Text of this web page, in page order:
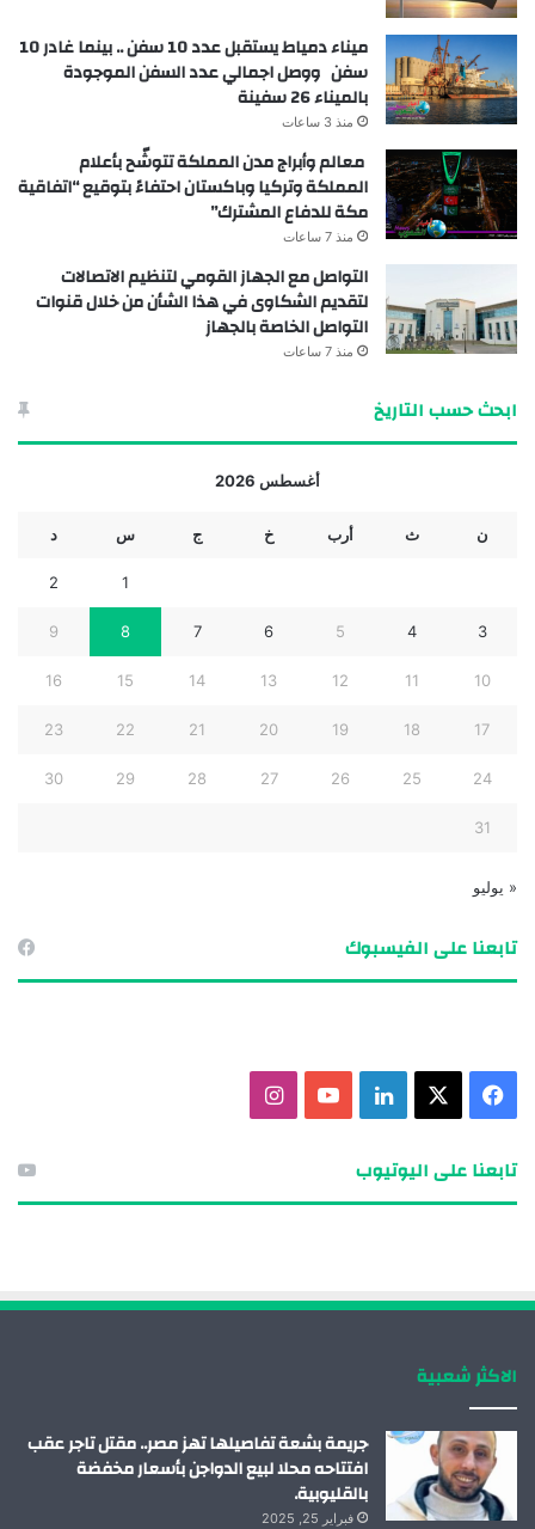
ميناء دمياط يستقبل عدد 10 سفن .. بينما غادر 10
سفن ووصل اجمالي عدد السفن الموجودة
بالميناء 26 سفينة
منذ 3 ساعات
معالم وأبراج مدن المملكة تتوشّح بأعلام
المملكة وتركيا وباكستان احتفاءً بتوقيع “اتفاقية
مكة للدفاع المشترك”
منذ 7 ساعات
التواصل مع الجهاز القومي لتنظيم الاتصالات
لتقديم الشكاوى في هذا الشأن من خلال قنوات
التواصل الخاصة بالجهاز
منذ 7 ساعات
ابحث حسب التاريخ
أغسطس 2026
ن ث أرب خ ج س د
1
2
3
4
5
6
7
8
9
10
11
12
13
14
15
16
17
18
19
20
21
22
23
24
25
26
27
28
29
30
31
« يوليو
تابعنا على الفيسبوك
م
تابعنا على اليوتيوب
الاكثر شعبية
جريمة بشعة تفاصيلها تهز مصر.. مقتل تاجر عقب
افتتاحه محلا لبيع الدواجن بأسعار مخفضة
بالقليوبية.
فبراير 25, 2025